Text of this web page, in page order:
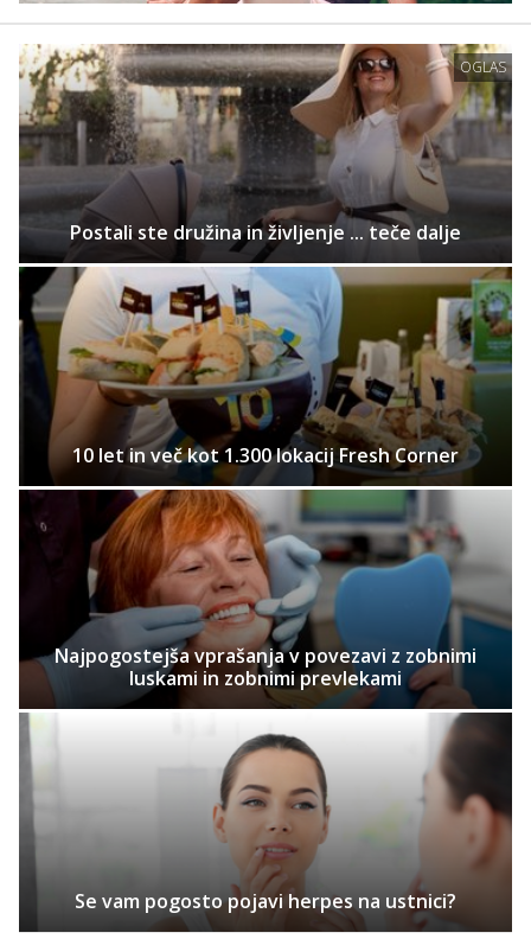
OGLAS
Postali ste družina in življenje ... teče dalje
10 let in več kot 1.300 lokacij Fresh Corner
Najpogostejša vprašanja v povezavi z zobnimi
luskami in zobnimi prevlekami
Se vam pogosto pojavi herpes na ustnici?